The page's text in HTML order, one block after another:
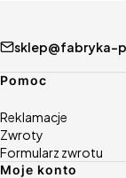
sklep@fabryka-
Linki w stopce
Pomoc
Reklamacje
Zwroty
Formularz zwrotu
Moje konto